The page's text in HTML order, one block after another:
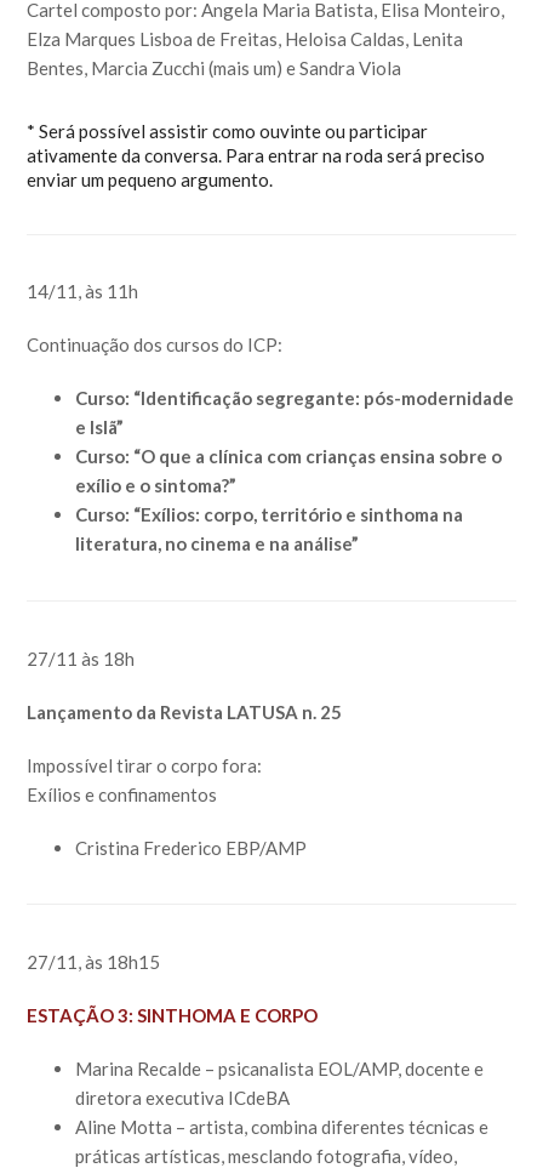
Cartel composto por: Angela Maria Batista, Elisa Monteiro,
Elza Marques Lisboa de Freitas, Heloisa Caldas, Lenita
Bentes, Marcia Zucchi (mais um) e Sandra Viola
* Será possível assistir como ouvinte ou participar
ativamente da conversa. Para entrar na roda será preciso
enviar um pequeno argumento.
14/11, às 11h
Continuação dos cursos do ICP:
Curso: “Identificação segregante: pós-modernidade
e Islã”
Curso: “O que a clínica com crianças ensina sobre o
exílio e o sintoma?”
Curso: “Exílios: corpo, território e sinthoma na
literatura, no cinema e na análise”
27/11 às 18h
Lançamento da Revista LATUSA n. 25
Impossível tirar o corpo fora:
Exílios e confinamentos
Cristina Frederico EBP/AMP
27/11, às 18h15
ESTAÇÃO 3: SINTHOMA E CORPO
Marina Recalde – psicanalista EOL/AMP, docente e
diretora executiva ICdeBA
Aline Motta – artista, combina diferentes técnicas e
práticas artísticas, mesclando fotografia, vídeo,